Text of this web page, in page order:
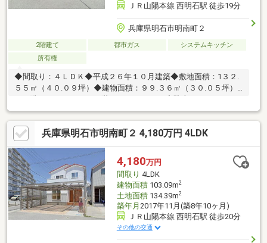
ＪＲ山陽本線 西明石駅 徒歩19分
兵庫県明石市明南町２
2階建て 都市ガス
システムキッチン
所有権
◆間取り：４ＬＤＫ◆平成２６年１０月建築◆敷地面積：1３２.
５５㎡（４０.０９坪）◆建物面積：９９.３６㎡（３０.０５坪）
（車種による）◆ご家族みんながゆったりくつろげる広々リビン
グ◆幅員約５．７ｍの公道に面しています。
兵庫県明石市明南町２ 4,180万円 4LDK
4,180万円
間取り 4LDK
建物面積103.09m2
土地面積134.39m2
築年月 2017年11月(築8年10ヶ月)
ＪＲ山陽本線 西明石駅 徒歩20分
その他の交通